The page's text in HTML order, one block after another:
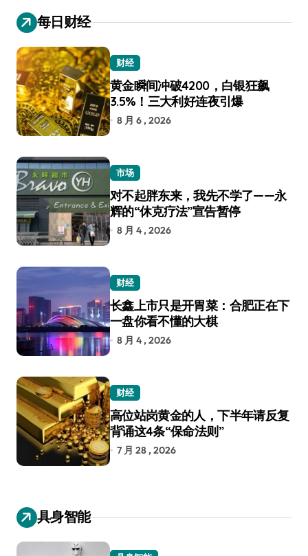
每日财经
财经
黄金瞬间冲破4200，白银狂飙
3.5%！三大利好连夜引爆
8 月 6 , 2026
市场
对不起胖东来，我先不学了——永
辉的“休克疗法”宣告暂停
8 月 4 , 2026
财经
长鑫上市只是开胃菜：合肥正在下
一盘你看不懂的大棋
8 月 4 , 2026
财经
高位站岗黄金的人，下半年请反复
背诵这4条“保命法则”
7 月 28 , 2026
具身智能